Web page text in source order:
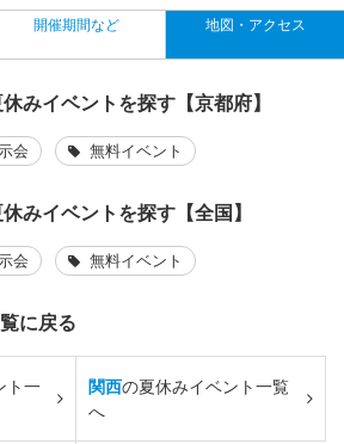
開催期間など 地図・アクセス
みイベントを探す【京都府】
会 無料イベント
みイベントを探す【全国】
会 無料イベント
に戻る
ト一
関西の夏休みイベント一覧
へ